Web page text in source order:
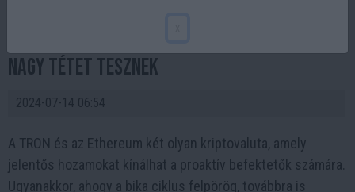
nagy tétet tesznek
2024-07-14 06:54
A TRON és az Ethereum két olyan kriptovaluta, amely
jelentős hozamokat kínálhat a proaktív befektetők számára.
Ugyanakkor, ahogy a bika ciklus felpörög, továbbra is